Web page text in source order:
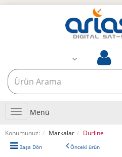
Toggle
navigation
Menü
Konumunuz: Markalar Durline
Başa Dön Önceki ürün